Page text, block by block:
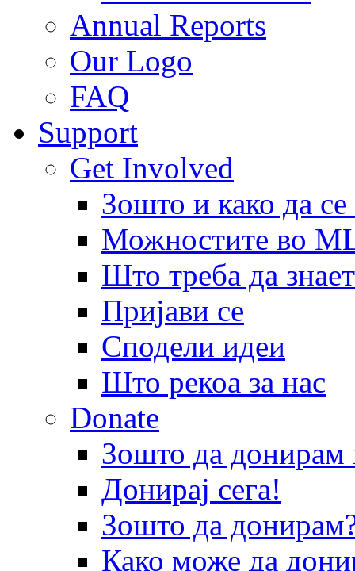
Annual Reports
Our Logo
FAQ
Support
Get Involved
Зошто и како да
Можностите во
Што треба да
Пријави се
Сподели идеи
Што рекоа за нас
Donate
Зошто да
Донирај сега!
Зошто да
Како може да